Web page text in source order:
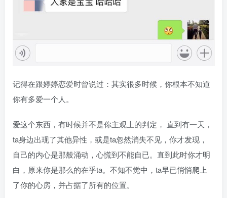
记得在跟婷婷恋爱时曾说过：其实很多时候，你根本不知道
你有多爱一个人。
爱这个东西，有时候并不是你主观上的判定， 直到有一天，
ta身边出现了其他异性，或是ta忽然消失不见，你才发现，
自己的内心是那般涌动，心慌到不能自已。直到此时你才明
白，原来你是那么的在乎ta。不知不觉中，ta早已悄悄爬上
了你的心房，并占据了所有的位置。